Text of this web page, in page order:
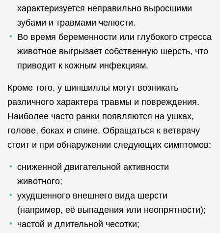
характеризуется неправильно выросшими
зубами и травмами челюсти.
Во время беременности или глубокого стресса
животное выгрызает собственную шерсть, что
приводит к кожным инфекциям.
Кроме того, у шиншиллы могут возникать
различного характера травмы и повреждения.
Наиболее часто ранки появляются на ушках,
голове, боках и спине. Обращаться к ветврачу
стоит и при обнаружении следующих симптомов:
сниженной двигательной активности
животного;
ухудшенного внешнего вида шерсти
(например, её выпадения или неопрятности);
частой и длительной чесотки;